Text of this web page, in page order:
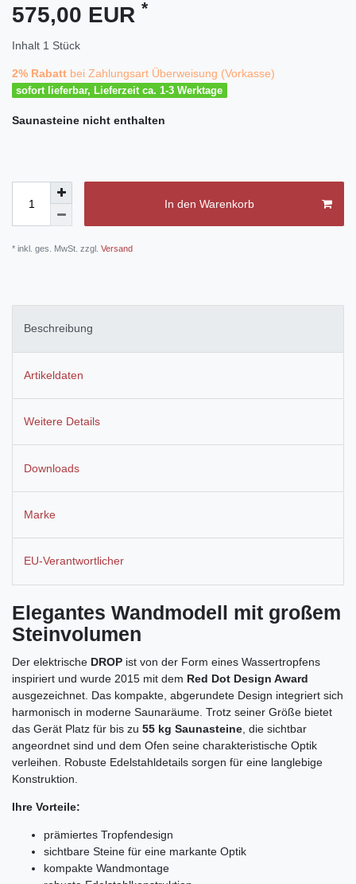
575,00 EUR *
Inhalt 1 Stück
2% Rabatt bei Zahlungsart Überweisung (Vorkasse)
sofort lieferbar, Lieferzeit ca. 1-3 Werktage
Saunasteine nicht enthalten
In den Warenkorb
* inkl. ges. MwSt. zzgl. Versand
Beschreibung
Artikeldaten
Weitere Details
Downloads
Marke
EU-Verantwortlicher
Elegantes Wandmodell mit großem
Steinvolumen
Der elektrische DROP ist von der Form eines Wassertropfens
inspiriert und wurde 2015 mit dem Red Dot Design Award
ausgezeichnet. Das kompakte, abgerundete Design integriert sich
harmonisch in moderne Saunaräume. Trotz seiner Größe bietet
das Gerät Platz für bis zu 55 kg Saunasteine , die sichtbar
angeordnet sind und dem Ofen seine charakteristische Optik
verleihen. Robuste Edelstahldetails sorgen für eine langlebige
Konstruktion.
Ihre Vorteile:
prämiertes Tropfendesign
sichtbare Steine für eine markante Optik
kompakte Wandmontage